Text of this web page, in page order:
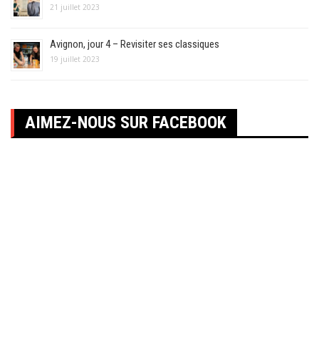
21 juillet 2023
Avignon, jour 4 – Revisiter ses classiques
19 juillet 2023
AIMEZ-NOUS SUR FACEBOOK